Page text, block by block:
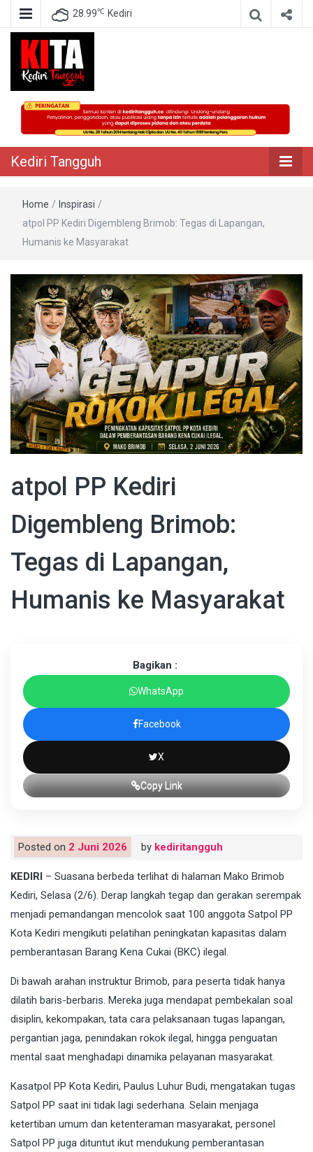
28.99℃ Kediri
Kediri Tangguh
Berita Akurat Terpercaya
Kediri Tangguh
Home / Inspirasi /
atpol PP Kediri Digembleng Brimob: Tegas di Lapangan,
Humanis ke Masyarakat
atpol PP Kediri
Digembleng Brimob:
Tegas di Lapangan,
Humanis ke Masyarakat
Bagikan :
WhatsApp
Facebook
X
Copy Link
Posted on 2 Juni 2026 by kediritangguh
KEDIRI – Suasana berbeda terlihat di halaman Mako Brimob
Kediri, Selasa (2/6). Derap langkah tegap dan gerakan serempak
menjadi pemandangan mencolok saat 100 anggota Satpol PP
Kota Kediri mengikuti pelatihan peningkatan kapasitas dalam
pemberantasan Barang Kena Cukai (BKC) ilegal.
Di bawah arahan instruktur Brimob, para peserta tidak hanya
dilatih baris-berbaris. Mereka juga mendapat pembekalan soal
disiplin, kekompakan, tata cara pelaksanaan tugas lapangan,
pergantian jaga, penindakan rokok ilegal, hingga penguatan
mental saat menghadapi dinamika pelayanan masyarakat.
Kasatpol PP Kota Kediri, Paulus Luhur Budi, mengatakan tugas
Satpol PP saat ini tidak lagi sederhana. Selain menjaga
ketertiban umum dan ketenteraman masyarakat, personel
Satpol PP juga dituntut ikut mendukung pemberantasan